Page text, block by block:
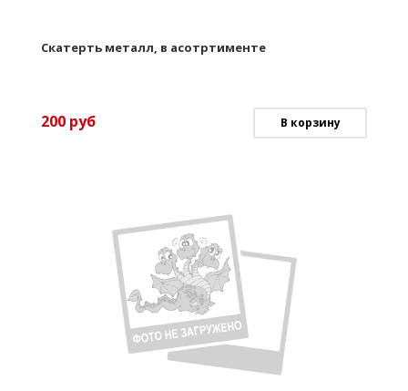
Скатерть металл, в асотртименте
200 руб В корзину